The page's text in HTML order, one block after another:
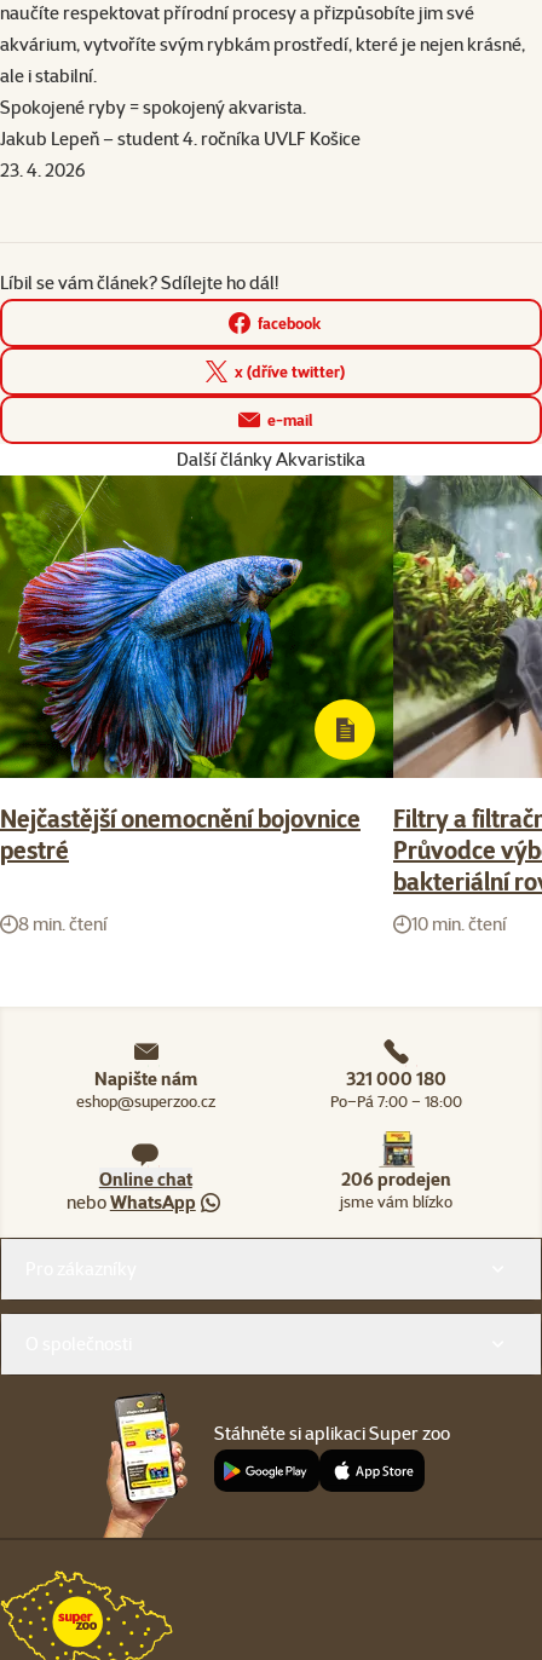
naučíte respektovat přírodní procesy a přizpůsobíte jim své
akvárium, vytvoříte svým rybkám prostředí, které je nejen krásné,
ale i stabilní.
Spokojené ryby = spokojený akvarista.
Jakub Lepeň – student 4. ročníka UVLF Košice
23. 4. 2026
Líbil se vám článek? Sdílejte ho dál!
facebook
x (dříve twitter)
e-mail
Další články Akvaristika
Nejčastější onemocnění bojovnice
pestré
8 min. čtení
Filtry a
Průvodce
bakteriální
10 min. čtení
Napište nám
eshop@superzoo.cz
321 000 180
Po–Pá 7:00 – 18:00
Online chat
neboWhatsApp
206 prodejen
jsme vám blízko
Stáhněte si aplikaci Super zoo